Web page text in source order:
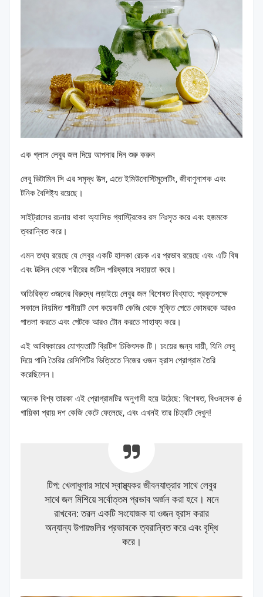
এক গ্লাস লেবুর জল দিয়ে আপনার দিন শুরু করুন
লেবু ভিটামিন সি এর সমৃদ্ধ উত্স, এতে ইমিউনোস্টিমুলেটিং, জীবাণুনাশক এবং
টনিক বৈশিষ্ট্য রয়েছে।
সাইট্রাসের রচনায় থাকা অ্যাসিড গ্যাস্ট্রিকের রস নিঃসৃত করে এবং হজমকে
ত্বরান্বিত করে।
এমন তথ্য রয়েছে যে লেবুর একটি হালকা রেচক এর প্রভাব রয়েছে এবং এটি বিষ
এবং টক্সিন থেকে শরীরের জটিল পরিষ্কারে সহায়তা করে।
অতিরিক্ত ওজনের বিরুদ্ধে লড়াইয়ে লেবুর জল বিশেষত বিখ্যাত: প্রকৃতপক্ষে
সকালে নিয়মিত পানীয়টি বেশ কয়েকটি কেজি থেকে মুক্তি পেতে কোমরকে আরও
পাতলা করতে এবং পেটকে আরও টোন করতে সাহায্য করে।
এই আবিষ্কারের যোগ্যতাটি ব্রিটিশ চিকিৎসক টি। চংয়ের জন্য দায়ী, যিনি লেবু
দিয়ে পানি তৈরির রেসিপিটির ভিত্তিতে নিজের ওজন হ্রাস প্রোগ্রাম তৈরি
করেছিলেন।
অনেক বিশ্ব তারকা এই প্রোগ্রামটির অনুগামী হয়ে উঠেছে: বিশেষত, বিওনসেক é
গায়িকা প্রায় দশ কেজি কেটে ফেলেছে, এবং এখনই তার চিত্রটি দেখুন!
টিপ: খেলাধুলার সাথে স্বাস্থ্যকর জীবনযাত্রার সাথে লেবুর
সাথে জল মিশিয়ে সর্বোত্তম প্রভাব অর্জন করা হবে। মনে
রাখবেন: তরল একটি সংযোজক যা ওজন হ্রাস করার
অন্যান্য উপায়গুলির প্রভাবকে ত্বরান্বিত করে এবং বৃদ্ধি
করে।